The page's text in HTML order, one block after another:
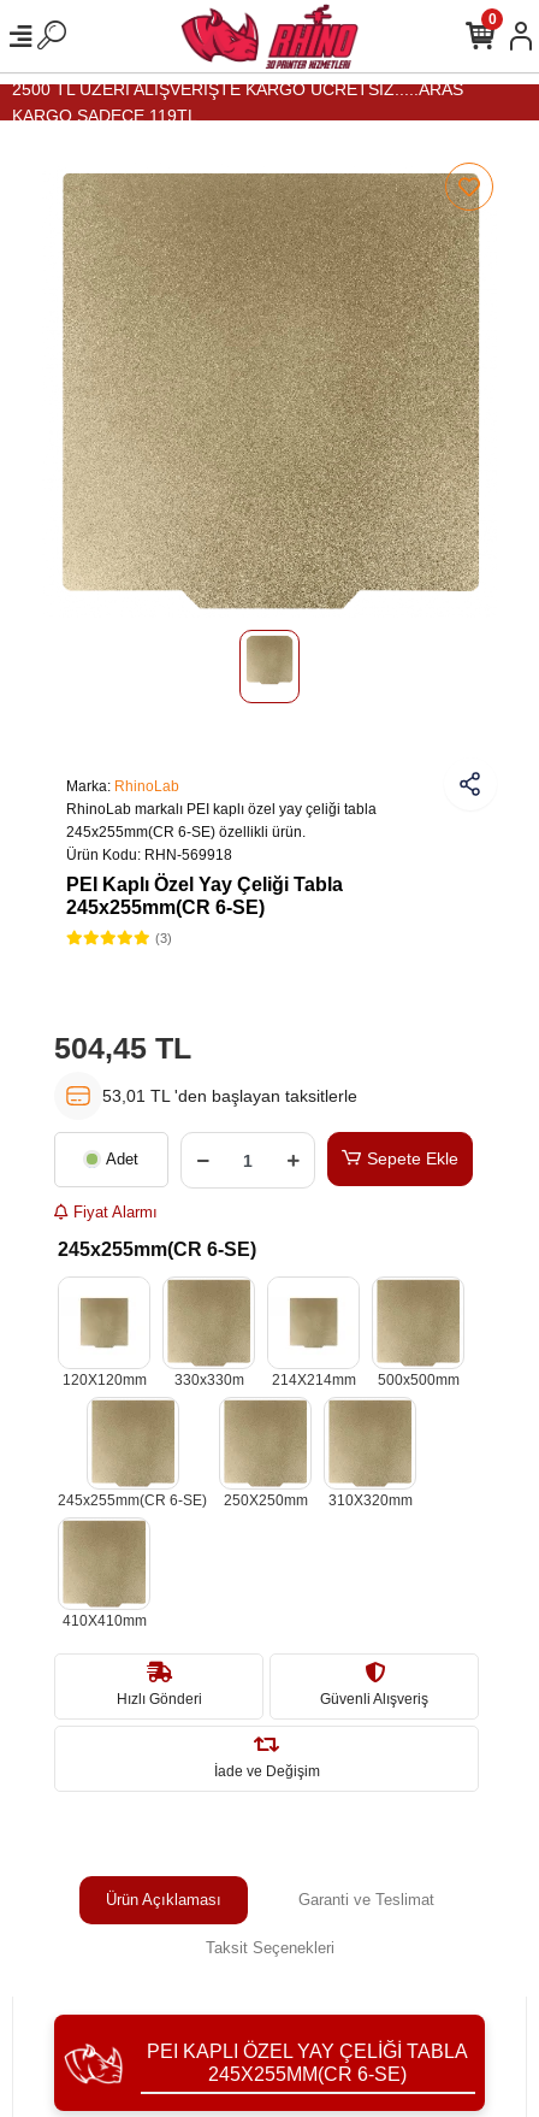
2500 TL ÜZERİ ALIŞVERİŞTE KARGO ÜCRETSİZ.....ARAS
KARGO SADECE 119TL...
0
Marka: RhinoLab
RhinoLab markalı PEI kaplı özel yay çeliği tabla
245x255mm(CR 6-SE) özellikli ürün.
Ürün Kodu: RHN-569918
PEI Kaplı Özel Yay Çeliği Tabla
245x255mm(CR 6-SE)
(3)
504,45 TL
53,01 TL 'den başlayan taksitlerle
Adet Sepete Ekle
Fiyat Alarmı
245x255mm(CR 6-SE)
120X120mm 330x330m 214X214mm 500x500mm
245x255mm(CR 6-SE) 250X250mm 310X320mm
410X410mm
Hızlı Gönderi Güvenli Alışveriş
İade ve Değişim
Ürün Açıklaması Garanti ve Teslimat
Taksit Seçenekleri
PEI KAPLI ÖZEL YAY ÇELIĞI TABLA
245X255MM(CR 6-SE)